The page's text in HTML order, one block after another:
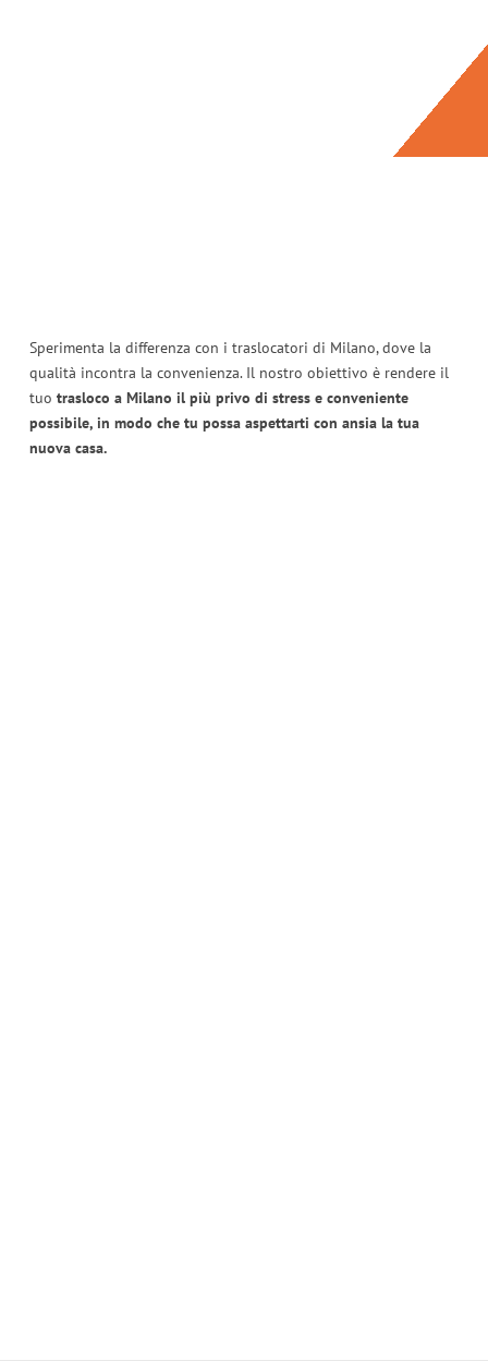
Sperimenta la differenza con i traslocatori di Milano, dove la
qualità incontra la convenienza. Il nostro obiettivo è rendere il
tuo trasloco a Milano il più privo di stress e conveniente
possibile, in modo che tu possa aspettarti con ansia la tua
nuova casa.